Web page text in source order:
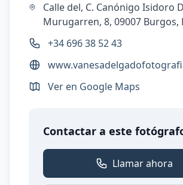
Calle del, C. Canónigo Isidoro
Murugarren, 8, 09007 Burgos,
+34 696 38 52 43
Ver en Google Maps
Contactar a este
Llamar ahora